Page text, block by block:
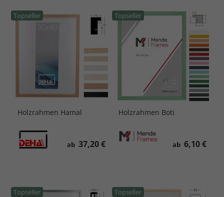
Topseller
Holzrahmen Hamal
ab 37,20 €
Topseller
Holzrahmen Boti
ab 6,10 €
Topseller Topseller